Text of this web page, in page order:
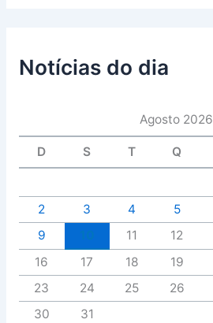
Notícias do dia
Agosto 2026
D S T Q
2
3 4 5
9
11 12
16
17 18 19
23
24 25 26
30
31